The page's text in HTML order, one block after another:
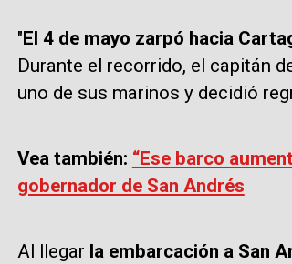
"El 4 de mayo zarpó hacia
Durante el recorrido, el capitán
uno de sus marinos y decidió
Vea también: “Ese barco
gobernador de San Andrés
Al llegar la embarcación a San